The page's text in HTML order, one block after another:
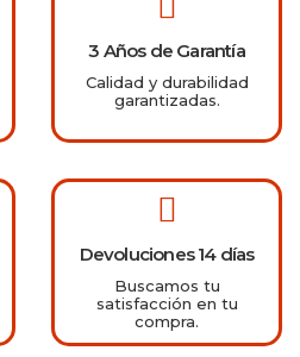
3 Años de Garantía
Calidad y durabilidad
garantizadas.
Devoluciones 14 días
Buscamos tu
satisfacción en tu
compra.